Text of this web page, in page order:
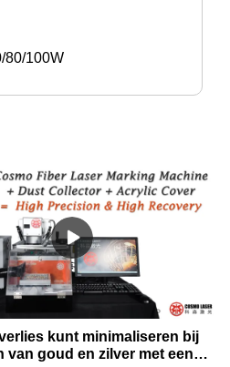
80/100W
kunt minimaliseren bij
van goud en zilver met een